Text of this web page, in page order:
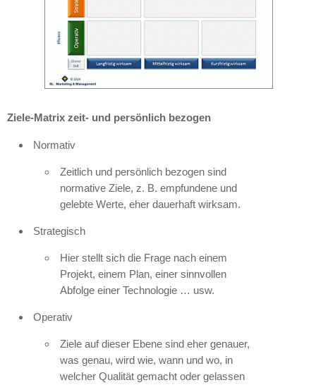
Ziele-Matrix zeit- und persönlich bezogen
Normativ
Zeitlich und persönlich bezogen sind
normative Ziele, z. B. empfundene und
gelebte Werte, eher dauerhaft wirksam.
Strategisch
Hier stellt sich die Frage nach einem
Projekt, einem Plan, einer sinnvollen
Abfolge einer Technologie … usw.
Operativ
Ziele auf dieser Ebene sind eher genauer,
was genau, wird wie, wann und wo, in
welcher Qualität gemacht oder gelassen